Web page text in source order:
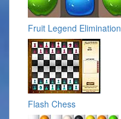
Fruit Legend Elimination
Flash Chess